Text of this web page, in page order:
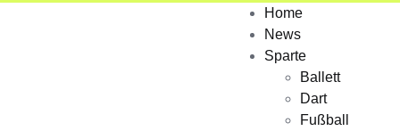
Home
News
Sparte
Ballett
Dart
Fußball